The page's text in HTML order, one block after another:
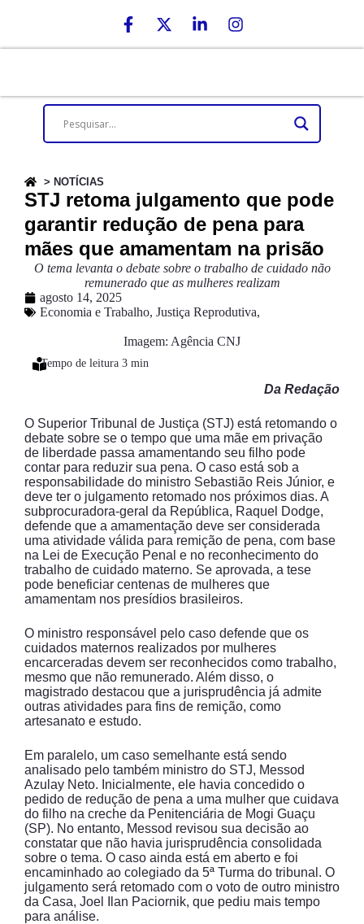
> NOTÍCIAS
STJ retoma julgamento que pode
garantir redução de pena para
mães que amamentam na prisão
O tema levanta o debate sobre o trabalho de cuidado não
remunerado que as mulheres realizam
agosto 14, 2025
Economia e Trabalho, Justiça Reprodutiva,
Imagem: Agência CNJ
Da Redação
O Superior Tribunal de Justiça (STJ) está retomando o
debate sobre se o tempo que uma mãe em privação
de liberdade passa amamentando seu filho pode
contar para reduzir sua pena. O caso está sob a
responsabilidade do ministro Sebastião Reis Júnior, e
deve ter o julgamento retomado nos próximos dias. A
subprocuradora-geral da República, Raquel Dodge,
defende que a amamentação deve ser considerada
uma atividade válida para remição de pena, com base
na Lei de Execução Penal e no reconhecimento do
trabalho de cuidado materno. Se aprovada, a tese
pode beneficiar centenas de mulheres que
amamentam nos presídios brasileiros.
O ministro responsável pelo caso defende que os
cuidados maternos realizados por mulheres
encarceradas devem ser reconhecidos como trabalho,
mesmo que não remunerado. Além disso, o
magistrado destacou que a jurisprudência já admite
outras atividades para fins de remição, como
artesanato e estudo.
Em paralelo, um caso semelhante está sendo
analisado pelo também ministro do STJ, Messod
Azulay Neto. Inicialmente, ele havia concedido o
pedido de redução de pena a uma mulher que cuidava
do filho na creche da Penitenciária de Mogi Guaçu
(SP). No entanto, Messod revisou sua decisão ao
constatar que não havia jurisprudência consolidada
sobre o tema. O caso ainda está em aberto e foi
encaminhado ao colegiado da 5ª Turma do tribunal. O
julgamento será retomado com o voto de outro ministro
da Casa, Joel Ilan Paciornik, que pediu mais tempo
para análise.